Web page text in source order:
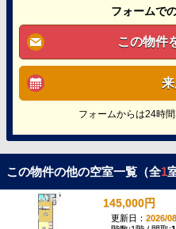
フォームで
この物件
フォームからは24時
この物件の他の空室一覧（全1
145,000円
更新日： 2026/